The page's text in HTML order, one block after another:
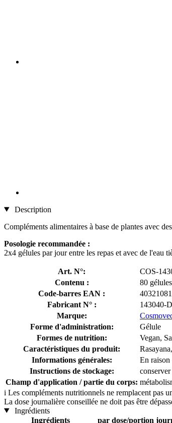
Description
Compléments alimentaires à base de plantes avec
Posologie recommandée :
2x4 gélules par jour entre les repas et avec de l'eau
Art. N°:
COS-
Contenu :
80 gélules
Code-barres EAN :
Fabricant N° :
143040-
Marque:
Forme d'administration:
Gélule
Formes de nutrition:
Vegan,
Caractéristiques du produit:
Informations générales:
En raison
Instructions de stockage:
Champ d'application / partie du corps:
i Les compléments nutritionnels ne remplacent pas
La dose journalière conseillée ne doit pas être
Ingrédients
Ingrédients
par dose/portion